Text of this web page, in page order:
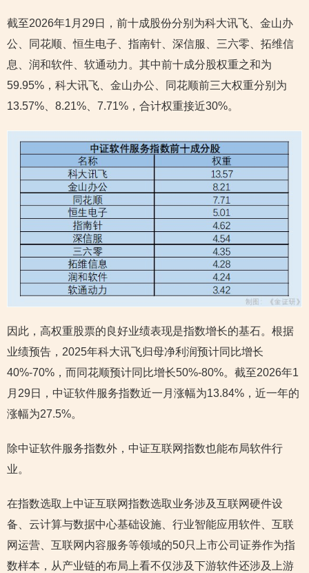
截至2026年1月29日，前十成股份分别为科大讯飞、金山办
公、同花顺、恒生电子、指南针、深信服、三六零、拓维信
息、润和软件、软通动力。其中前十成分股权重之和为
59.95%，科大讯飞、金山办公、同花顺前三大权重分别为
13.57%、8.21%、7.71%，合计权重接近30%。
因此，高权重股票的良好业绩表现是指数增长的基石。根据
业绩预告，2025年科大讯飞归母净利润预计同比增长
40%-70%，而同花顺预计同比增长50%-80%。截至2026年1
月29日，中证软件服务指数近一月涨幅为13.84%，近一年的
涨幅为27.5%。
除中证软件服务指数外，中证互联网指数也能布局软件行
业。
在指数选取上中证互联网指数选取业务涉及互联网硬件设
备、云计算与数据中心基础设施、行业智能应用软件、互联
网运营、互联网内容服务等领域的50只上市公司证券作为指
数样本，从产业链的布局上看不仅涉及下游软件还涉及上游